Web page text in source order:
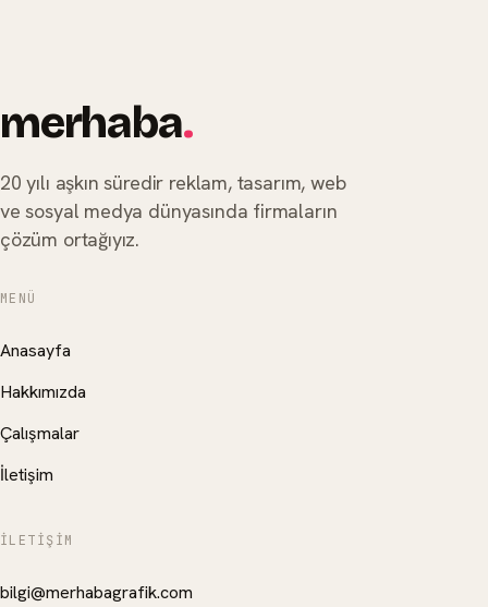
merhaba.
20 yılı aşkın süredir reklam, tasarım, web
ve sosyal medya dünyasında firmaların
çözüm ortağıyız.
MENÜ
Anasayfa
Hakkımızda
Çalışmalar
İletişim
İLETIŞIM
bilgi@merhabagrafik.com